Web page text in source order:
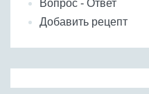
Вопрос - Ответ
Добавить рецепт